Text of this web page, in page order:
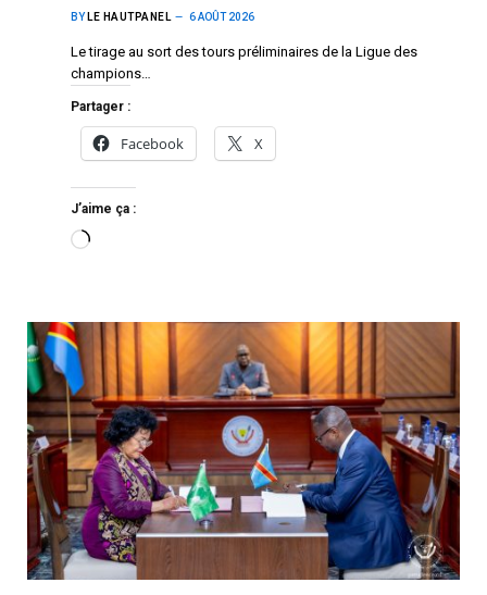
BY LE HAUTPANEL 6 AOÛT 2026
Le tirage au sort des tours préliminaires de la Ligue des
champions…
Partager :
Facebook X
J’aime ça :